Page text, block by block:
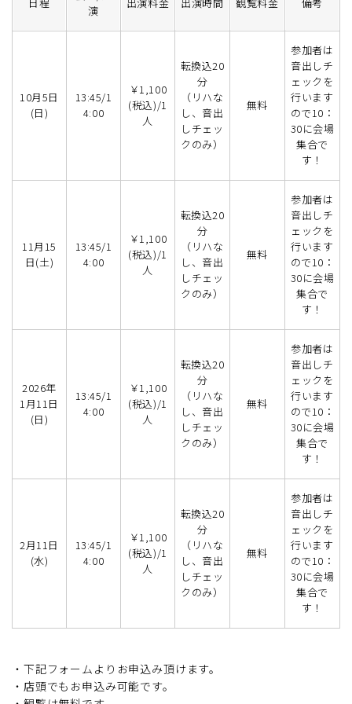
演
10月5日
(日)
13:45/1
4:00
￥1,100
(税込)/1
人
転換込20
分
（リハな
し、音出
しチェッ
クのみ）
無料
参加者は
音出しチ
ェックを
行います
ので10：
30に会場
集合で
す！
11月15
日(土)
13:45/1
4:00
￥1,100
(税込)/1
人
転換込20
分
（リハな
し、音出
しチェッ
クのみ）
無料
参加者は
音出しチ
ェックを
行います
ので10：
30に会場
集合で
す！
2026年
1月11日
(日)
13:45/1
4:00
￥1,100
(税込)/1
人
転換込20
分
（リハな
し、音出
しチェッ
クのみ）
無料
参加者は
音出しチ
ェックを
行います
ので10：
30に会場
集合で
す！
2月11日
(水)
13:45/1
4:00
￥1,100
(税込)/1
人
転換込20
分
（リハな
し、音出
しチェッ
クのみ）
無料
参加者は
音出しチ
ェックを
行います
ので10：
30に会場
集合で
す！
・下記フォームよりお申込み頂けます。
・店頭でもお申込み可能です。